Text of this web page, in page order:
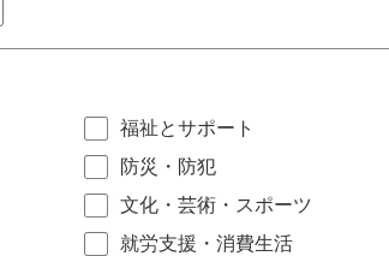
福祉とサポート
防災・防犯
文化・芸術・スポーツ
就労支援・消費生活